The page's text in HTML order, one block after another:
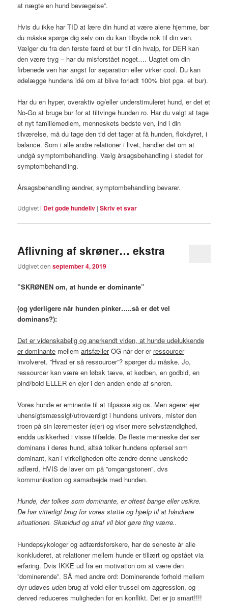
at nægte en hund bevægelse”.
Hvis du ikke har TID at lære din hund at være alene hjemme, bør
du måske spørge dig selv om du kan tilbyde nok til din ven.
Vælger du fra den første færd et bur til din hvalp, for DER kan
den være tryg – har du misforstået noget…. Uagtet om din
firbenede ven har angst for separation eller virker cool. Du kan
ødelægge hundens idé om at blive forladt 100% blot pga. et bur).
Har du en hyper, overaktiv og/eller understimuleret hund, er det et
No-Go at bruge bur for at tiltvinge hunden ro. Har du valgt at tage
et nyt familiemedlem, menneskets bedste ven, ind i din
tilværelse, må du tage den tid det tager at få hunden, flokdyret, i
balance. Som i alle andre relationer i livet, handler det om at
undgå symptombehandling. Vælg årsagsbehandling i stedet for
symptombehandling.
Årsagsbehandling ændrer, symptombehandling bevarer.
Udgivet i Det gode hundeliv |Skriv et svar
Aflivning af skrøner… ekstra
Udgivet denseptember 4, 2019
”SKRØNEN om, at hunde er dominante”
(og yderligere når hunden pinker…..så er det vel
dominans?):
Det er videnskabelig og anerkendt viden, at hunde udelukkende
er dominante mellemartsfællerOG når der er ressourcer
involveret. ”Hvad er så ressourcer”? spørger du måske. Jo,
ressourcer kan være en løbsk tæve, et kødben, en godbid, en
pind/bold ELLER en ejer i den anden ende af snoren.
Vores hunde er eminente til at tilpasse sig os. Men agerer ejer
uhensigtsmæssigt/utroværdigt i hundens univers, mister den
troen på sin læremester (ejer) og viser mere selvstændighed,
endda usikkerhed i visse tilfælde. De fleste menneske der ser
dominans i deres hund, altså tolker hundens opførsel som
dominant, kan i virkeligheden ofte ændre denne uønskede
adfærd, HVIS de laver om på ”omgangstonen”, dvs
kommunikation og samarbejde med hunden.
Hunde,der tolkes somdominante,eroftest bange eller usikre.
De har vitterligtbrug for vores støtte og hjælp til at håndtere
situationen.Skældud og straf vil blot gøre ting værre..
Hundepsykologer og adfærdsforskere, har de seneste år alle
konkluderet, at relationer mellem hunde er tillært og opstået via
erfaring. Dvis IKKE ud fra en motivation om at være den
”dominerende”. SÅ med andre ord: Dominerende forhold mellem
dyr udøvesuden brug af vold eller trussel om aggression, og
derved reduceres muligheden for en konflikt. Det er jo smart!!!!